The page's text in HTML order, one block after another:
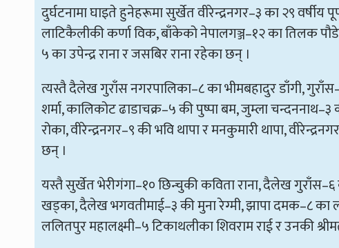
दुर्घटनामा घाइते हुनेहरूमा सुर्खेत वीरेन्द्रनगर–३ का २९ वर्षीय
लाटिकैलीकी कर्णा विक, बाँकेको नेपालगञ्ज–१२ का तिलक
५ का उपेन्द्र राना र जसबिर राना रहेका छन् ।
त्यस्तै दैलेख गुराँस नगरपालिका–८ का भीमबहादुर डाँगी,
शर्मा, कालिकोट ढाडाचक्र–५ की पुष्पा बम, जुम्ला
रोका, वीरेन्द्रनगर–९ की भवि थापा र मनकुमारी थापा,
छन् ।
यस्तै सुर्खेत भेरीगंगा–१० छिन्चुकी कविता राना, दैलेख
खड्का, दैलेख भगवतीमाई–३ की मुना रेग्मी, झापा दमक–८ का
ललितपुर महालक्ष्मी–५ टिकाथलीका शिवराम राई र उनकी